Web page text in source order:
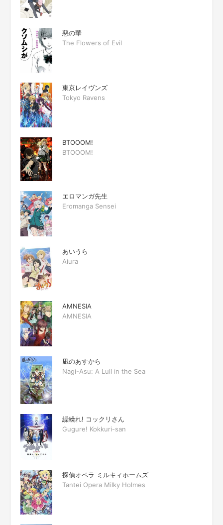
惡の華
The Flowers of Evil
東京レイヴンズ
Tokyo Ravens
BTOOOM!
BTOOOM!
エロマンガ先生
Eromanga Sensei
あいうら
Aiura
AMNESIA
AMNESIA
凪のあすから
Nagi-Asu: A Lull in the Sea
繰繰れ! コックリさん
Gugure! Kokkuri-san
探偵オペラ ミルキィホームズ
Tantei Opera Milky Holmes